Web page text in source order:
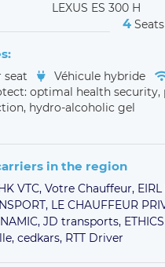
LEXUS ES 300 H
4 Seats
seat Véhicule hybride
optimal health security,
hydro-alcoholic gel
in the region
VTC, Votre Chauffeur,
LE CHAUFFEUR
JD transports,
cedkars, RTT Driver